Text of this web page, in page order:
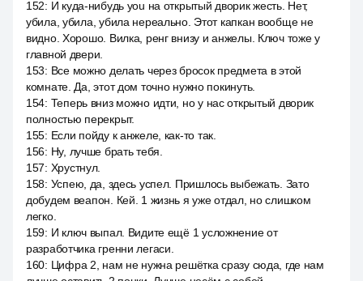
152: И куда-нибудь you на открытый дворик жесть. Нет,
убила, убила, убила нереально. Этот капкан вообще не
видно. Хорошо. Вилка, ренг внизу и анжелы. Ключ тоже у
главной двери.
153: Все можно делать через бросок предмета в этой
комнате. Да, этот дом точно нужно покинуть.
154: Теперь вниз можно идти, но у нас открытый дворик
полностью перекрыт.
155: Если пойду к анжеле, как-то так.
156: Ну, лучше брать тебя.
157: Хрустнул.
158: Успею, да, здесь успел. Пришлось выбежать. Зато
добудем веапон. Кей. 1 жизнь я уже отдал, но слишком
легко.
159: И ключ выпал. Видите ещё 1 усложнение от
разработчика гренни легаси.
160: Цифра 2, нам не нужна решётка сразу сюда, где нам